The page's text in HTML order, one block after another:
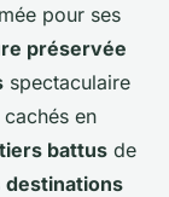
pour ses
préservée
spectaculaire
en
battus de
destinations